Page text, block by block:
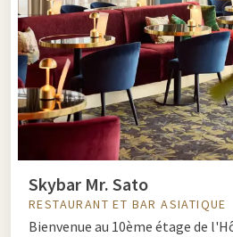
Skybar Mr. Sato
RESTAURANT ET BAR ASIATIQUE
Bienvenue au 10ème étage de